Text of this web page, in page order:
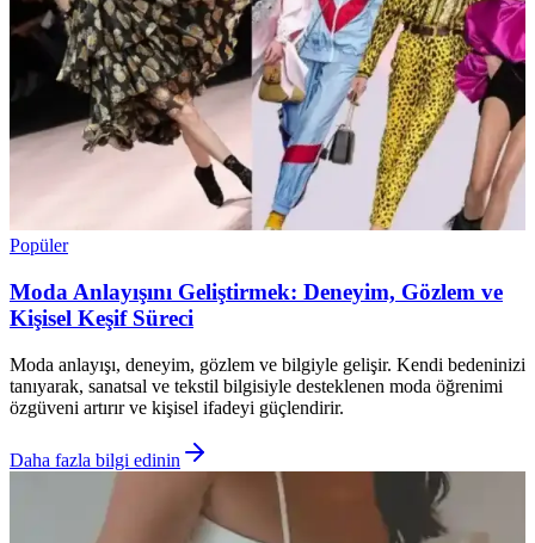
Popüler
Moda Anlayışını Geliştirmek: Deneyim, Gözlem ve
Kişisel Keşif Süreci
Moda anlayışı, deneyim, gözlem ve bilgiyle gelişir. Kendi bedeninizi
tanıyarak, sanatsal ve tekstil bilgisiyle desteklenen moda öğrenimi
özgüveni artırır ve kişisel ifadeyi güçlendirir.
Daha fazla bilgi edinin